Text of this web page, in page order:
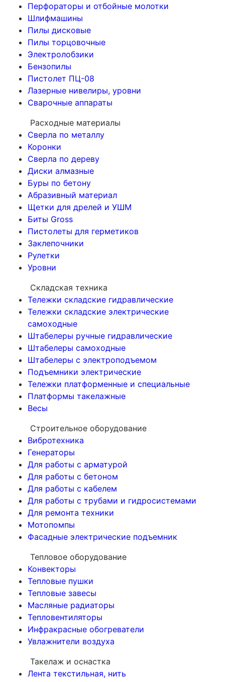
Перфораторы и отбойные молотки
Шлифмашины
Пилы дисковые
Пилы торцовочные
Электролобзики
Бензопилы
Пистолет ПЦ-08
Лазерные нивелиры, уровни
Сварочные аппараты
Расходные материалы
Сверла по металлу
Коронки
Сверла по дереву
Диски алмазные
Буры по бетону
Абразивный материал
Щетки для дрелей и УШМ
Биты Gross
Пистолеты для герметиков
Заклепочники
Рулетки
Уровни
Складская техника
Тележки складские гидравлические
Тележки складские электрические
самоходные
Штабелеры ручные гидравлические
Штабелеры самоходные
Штабелеры с электроподъемом
Подъемники электрические
Тележки платформенные и специальные
Платформы такелажные
Весы
Строительное оборудование
Вибротехника
Генераторы
Для работы с арматурой
Для работы с бетоном
Для работы с кабелем
Для работы с трубами и гидросистемами
Для ремонта техники
Мотопомпы
Фасадные электрические подъемник
Тепловое оборудование
Конвекторы
Тепловые пушки
Тепловые завесы
Масляные радиаторы
Тепловентиляторы
Инфракрасные обогреватели
Увлажнители воздуха
Такелаж и оснастка
Лента текстильная, нить